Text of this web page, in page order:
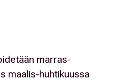
marras-
maalis-huhtikuussa